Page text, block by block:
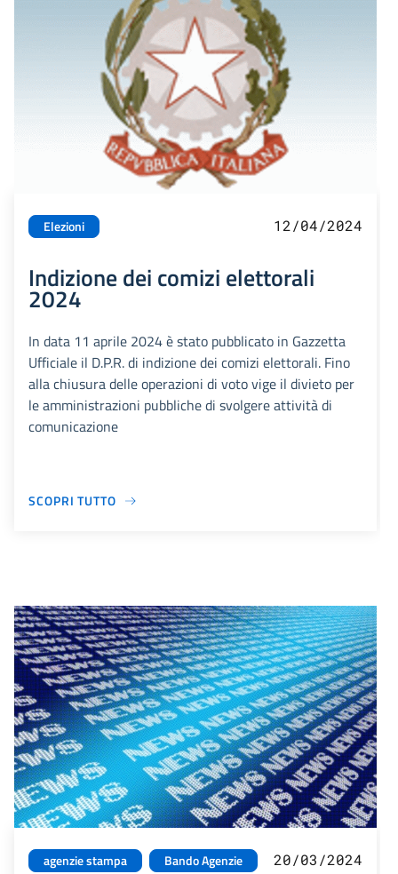
Elezioni 12/04/2024
Indizione dei comizi elettorali
2024
In data 11 aprile 2024 è stato pubblicato in Gazzetta
Ufficiale il D.P.R. di indizione dei comizi elettorali. Fino
alla chiusura delle operazioni di voto vige il divieto per
le amministrazioni pubbliche di svolgere attività di
comunicazione
SCOPRI TUTTO
agenzie stampa Bando Agenzie 20/03/2024